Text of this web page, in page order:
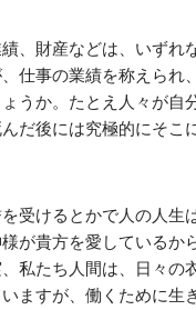
、財産などは、いずれ
仕事の業績を称えられ
うか。たとえ人々が自
だ後には究極的にそこ
受けるとかで人の人生
が貴方を愛しているか
私たち人間は、日々の
ますが、働くために生